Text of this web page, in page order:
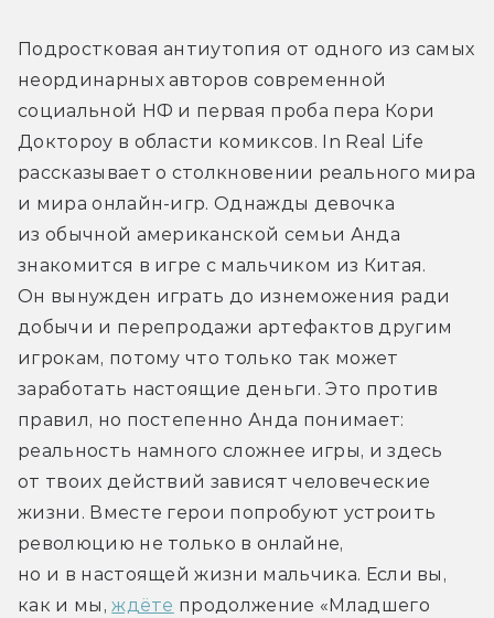
Подростковая антиутопия от одного из самых
неординарных авторов современной
социальной НФ и первая проба пера Кори
Доктороу в области комиксов. In Real Life
рассказывает о столкновении реального мира
и мира онлайн-игр. Однажды девочка
из обычной американской семьи Анда
знакомится в игре с мальчиком из Китая.
Он вынужден играть до изнеможения ради
добычи и перепродажи артефактов другим
игрокам, потому что только так может
заработать настоящие деньги. Это против
правил, но постепенно Анда понимает:
реальность намного сложнее игры, и здесь
от твоих действий зависят человеческие
жизни. Вместе герои попробуют устроить
революцию не только в онлайне,
но и в настоящей жизни мальчика. Если вы,
как и мы, ждёте продолжение «Младшего